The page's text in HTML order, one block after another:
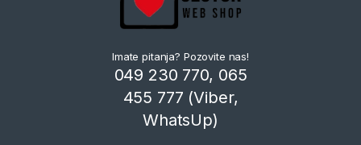
Imate pitanja? Pozovite nas!
049 230 770, 065
455 777 (Viber,
WhatsUp)